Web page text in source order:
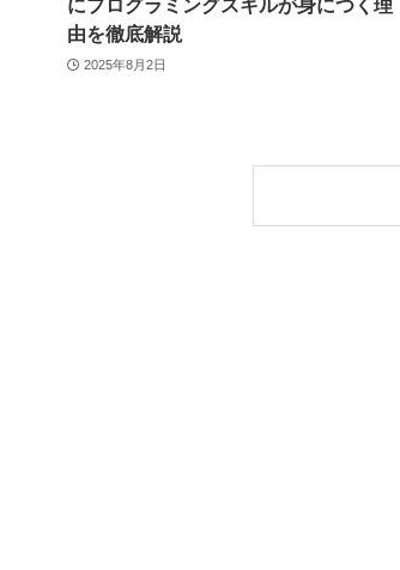
にプログラミングスキルが身につく理
由を徹底解説
2025年8月2日